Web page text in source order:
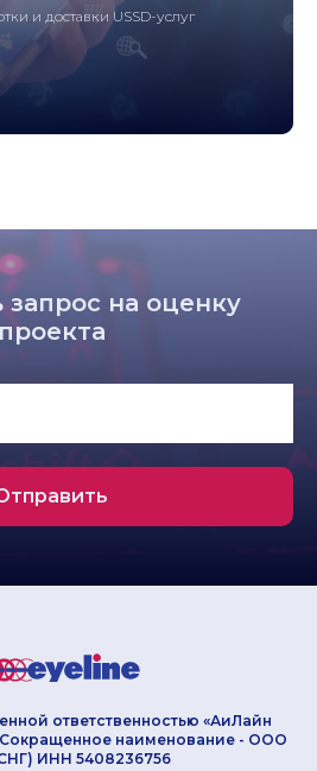
и доставки USSD-услуг
запрос на оценку
проекта
ответственностью «АиЛайн
наименование - ООО
ИНН 5408236756